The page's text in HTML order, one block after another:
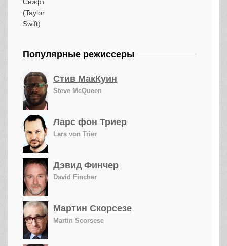
Популярные режиссеры
Стив МакКуин
Steve McQueen
Ларс фон Триер
Lars von Trier
Дэвид Финчер
David Fincher
Мартин Скорсезе
Martin Scorsese